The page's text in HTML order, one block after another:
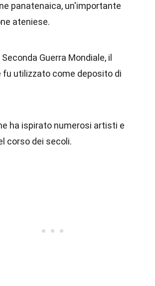
panatenaica, un'importante
ateniese.
Guerra Mondiale, il
fu utilizzato come deposito di
ha ispirato numerosi artisti e
corso dei secoli.